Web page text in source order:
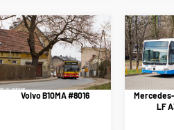
Volvo B10MA #8016
LF